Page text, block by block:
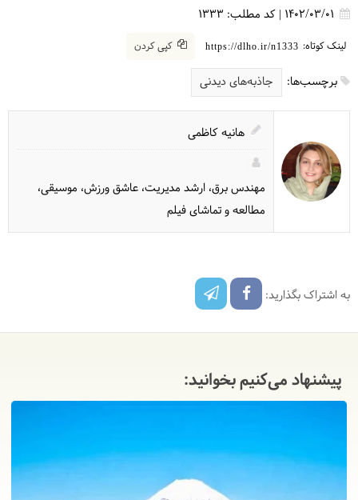
1402/03/01
| کد مطلب: 1333
لینک کوتاه: https://dlho.ir/n1333 کپی کردن
برچسب‌ها: جاذبه‌های دیدنی
هانیه کاظمی
مهندس برق، ارشد مدیریت، عاشق ورزش، موسیقی،
مطالعه و تماشای فیلم
به اشتراک بگذارید:
پیشنهاد می‌کنیم بخوانید: